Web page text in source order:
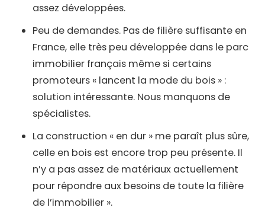
assez développées.
Peu de demandes. Pas de filière suffisante en
France, elle très peu développée dans le parc
immobilier français même si certains
promoteurs « lancent la mode du bois » :
solution intéressante. Nous manquons de
spécialistes.
La construction « en dur » me paraît plus sûre,
celle en bois est encore trop peu présente. Il
n’y a pas assez de matériaux actuellement
pour répondre aux besoins de toute la filière
de l’immobilier ».